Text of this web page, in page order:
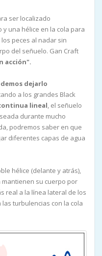
ser localizado
una hélice en la cola para
peces al nadar sin
del señuelo. Gan Craft
acción".
dejarlo
a los grandes Black
lineal, el señuelo
durante mucho
podremos saber en que
diferentes capas de agua
hélice (delante y atrás),
su cuerpo por
real a la línea lateral de los
turbulencias con la cola